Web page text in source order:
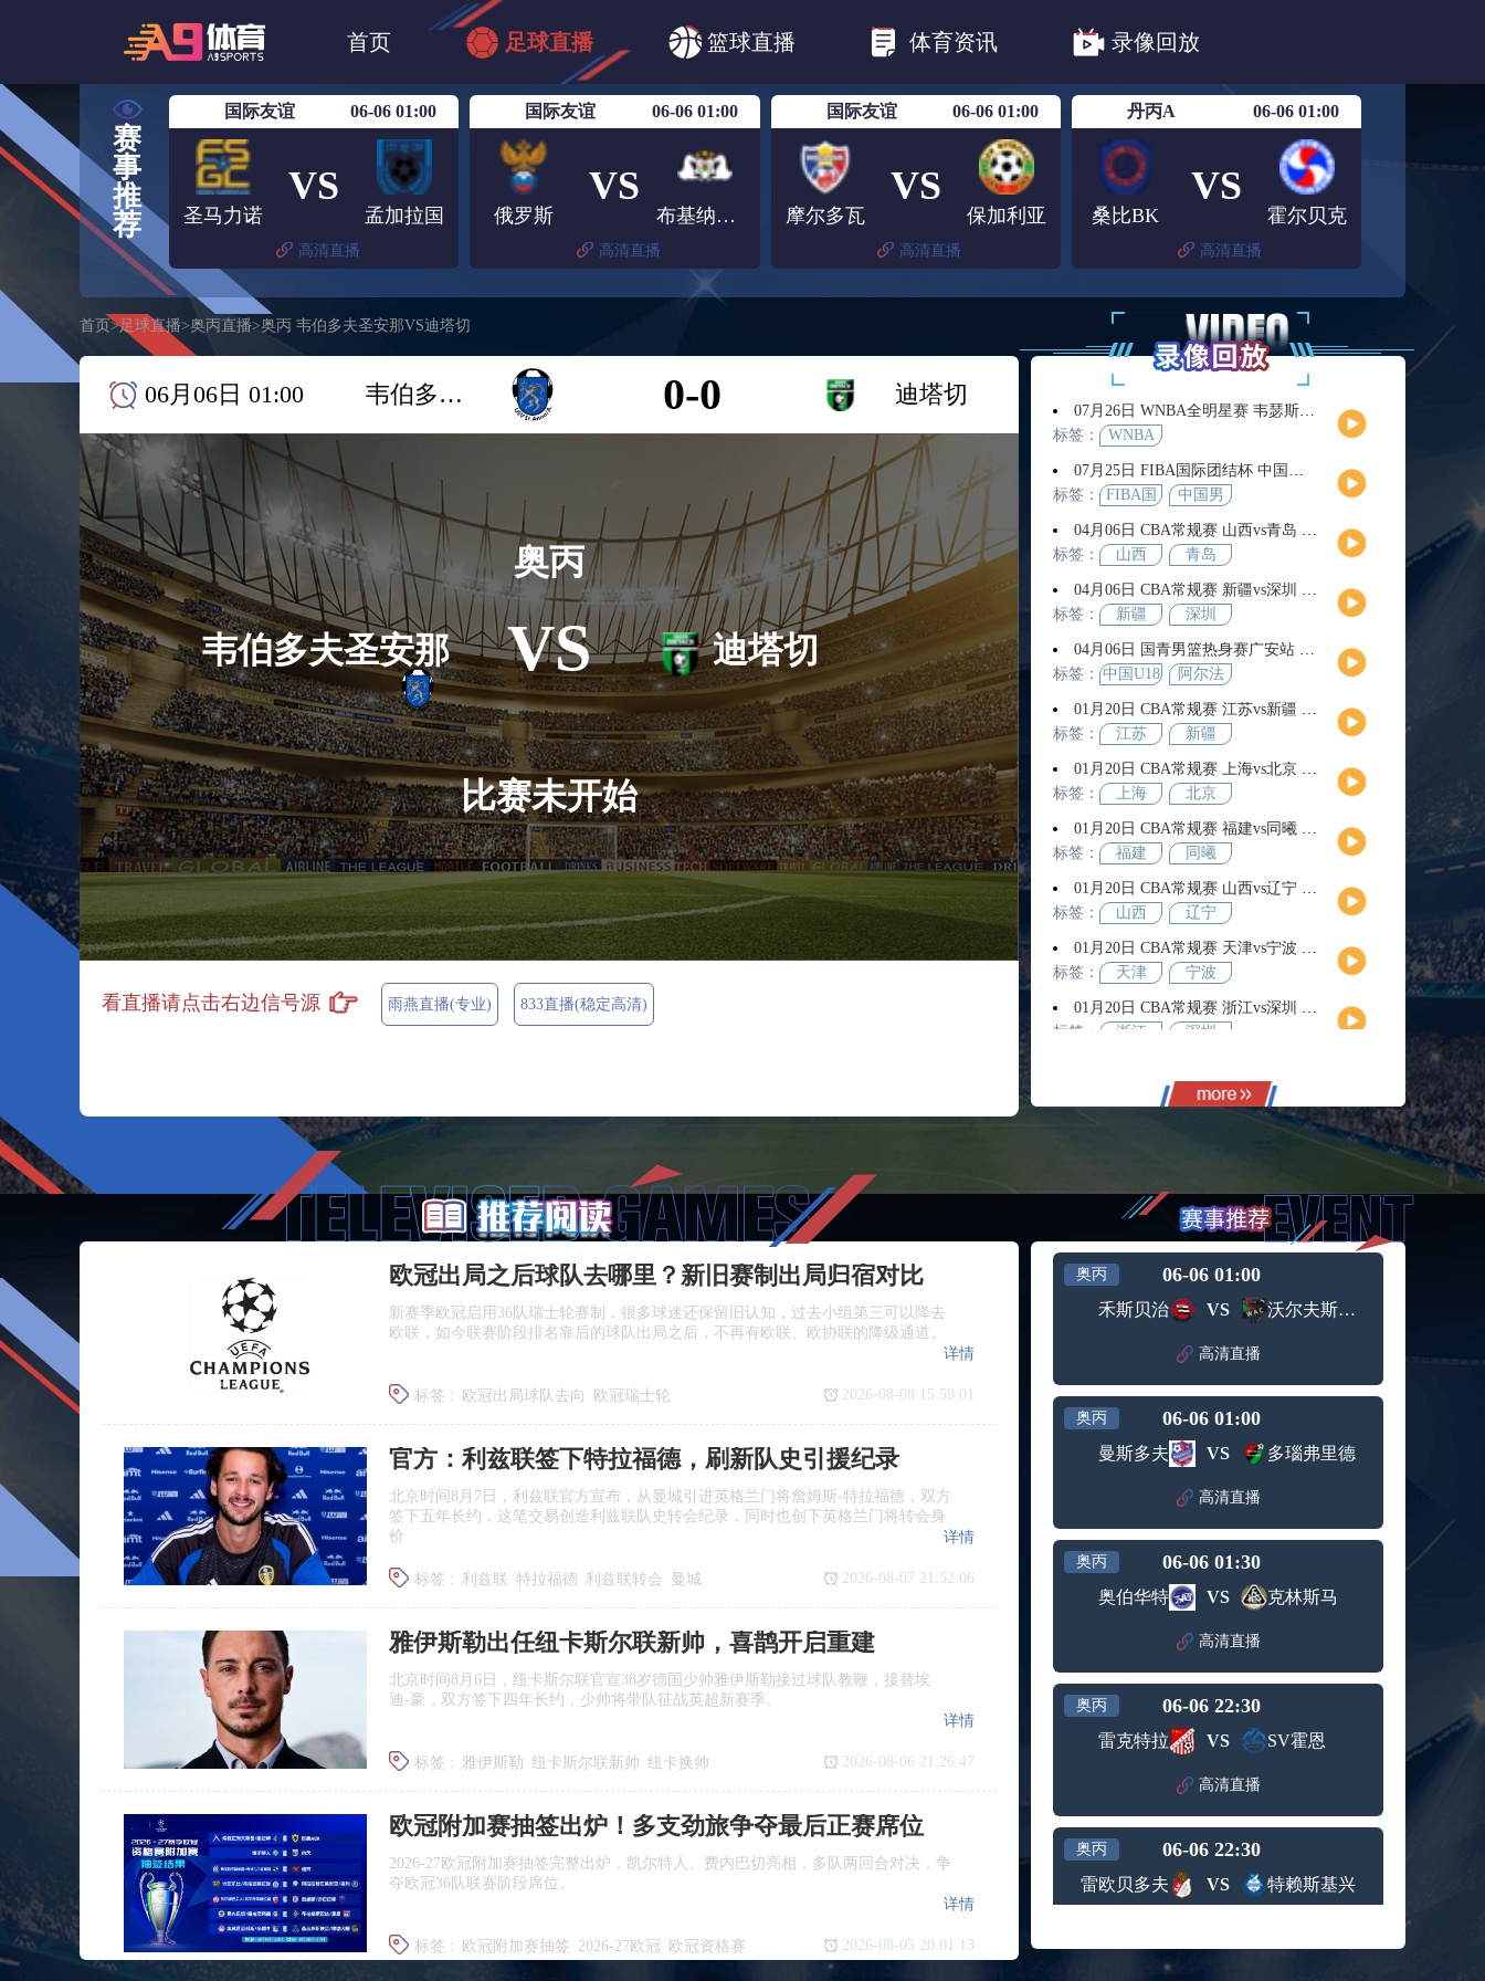
首页 足球直播 篮球直播 体育资讯 录像回放
NBA 欧冠杯 英超
美洲杯
赛
事
推
荐
国际友谊 06-06 01:00
圣马力诺
VS
孟加拉国
高清直播
国际友谊 06-06 01:00
俄罗斯
VS
布基纳法索
高清直播
国际友谊 06-06 01:00
摩尔多瓦
VS
保加利亚
高清直播
丹丙A 06-06 01:00
桑比BK
VS
霍尔贝克
高清直播
首页 >足球直播>奥丙直播>奥丙 韦伯多夫圣安那VS迪塔切
06月06日 01:00 韦伯多夫圣安那 0-0 迪塔切
韦伯多夫圣安那
奥丙
VS
比赛未开始
迪塔切
看直播请点击右边信号源 雨燕直播(专业) 833直播(稳定高清)
07月26日 WNBA全明星赛 韦瑟斯庞队vs库珀队 全场录像回放
标签：
WNBA
07月25日 FIBA国际团结杯 中国男篮vs喀麦隆男篮 全场录像回放
标签：
FIBA国
杯
中国男
04月06日 CBA常规赛 山西vs青岛 全场录像回放
标签：
山西 青岛
04月06日 CBA常规赛 新疆vs深圳 全场录像回放
标签：
新疆 深圳
04月06日 国青男篮热身赛广安站 中国U18男篮vs阿尔法学院 全场录像回放
标签： 中国U18
阿尔法
01月20日 CBA常规赛 江苏vs新疆 全场录像回放
标签：
江苏 新疆
01月20日 CBA常规赛 上海vs北京 全场录像回放
标签：
上海 北京
01月20日 CBA常规赛 福建vs同曦 全场录像回放
标签：
福建 同曦
01月20日 CBA常规赛 山西vs辽宁 全场录像回放
标签：
山西 辽宁
01月20日 CBA常规赛 天津vs宁波 全场录像回放
标签：
天津 宁波
01月20日 CBA常规赛 浙江vs深圳 全场录像回放
标签：
浙江 深圳
福建
01月14日 CBA常规赛 浙江vs广州 全场录像回放
新西兰
澳大利
亚男篮
12月01日 男篮世亚预阶段一 韩国男篮vs中国男篮 全场录像
标签：
中国男
韩国男
11月11日 全运男篮半决赛 广东全运男篮vs辽宁全运男篮 全场录像
运男篮
10月14日 女篮锦标赛阶段二第3轮 山西女篮vs四川女篮 全场录像回放
标签： 山西女
四川女
篮
09月12日 男篮欧锦赛半决赛 德国男篮vs芬兰男篮 全场录像回放
德国男
芬兰男
篮
09月05日 男篮欧锦赛小组赛 西班牙男篮vs希腊男篮 全场录像回放
男篮
希腊男
篮
09月05日 男篮欧锦赛小组赛 波兰男篮vs比利时男篮 全场录像回放
标签： 波兰男
篮
比利时
男篮
09月05日 WNBA常规赛 菲尼克斯水星vs华盛顿神秘人 全场录像回放
华盛顿
神秘人
标签： 明尼苏
拉斯维
加斯王
牌
09月05日 WNBA常规赛 达拉斯飞翼vs金州女武神 全场录像回放
达拉斯
金州女
09月05日 U16男篮亚洲杯1/4决赛 中国男篮U16vs巴林男篮U16 全场录像回放
标签：
篮U16
篮U16
09月05日 NBL季后赛半决赛G3 长沙勇胜vs合肥狂风峻茂 全场录像回放
胜
合肥狂
风峻茂
08月27日 WNBA常规赛 西雅图风暴vs印第安纳狂热 全场录像回放
风暴
纳狂热
08月27日 男篮美洲杯小组赛 乌拉圭男篮vs巴哈马男篮 全场录像回放
欧冠出局之后球队去哪里？新旧赛制出局归宿对比
新赛季欧冠启用36队瑞士轮赛制，很多球迷还保留旧认知，过去小组第三可以降去
欧联，如今联赛阶段排名靠后的球队出局之后，不再有欧联、欧协联的降级通道。
标签 : 欧冠出局球队去向
欧冠瑞士轮
欧冠新旧赛制对比 欧冠联赛阶段规则
详情
2026-08-08 15:59:01
官方：利兹联签下特拉福德，刷新队史引援纪录
北京时间8月7日，利兹联官方宣布，从曼城引进英格兰门将詹姆斯‑特拉福德，双方
签下五年长约，这笔交易创造利兹联队史转会纪录，同时也创下英格兰门将转会身
价
标签 : 利兹联 特拉福德 利兹联转会 曼城
详情
2026-08-07 21:52:06
雅伊斯勒出任纽卡斯尔联新帅，喜鹊开启重建
北京时间8月6日，纽卡斯尔联官宣38岁德国少帅雅伊斯勒接过球队教鞭，接替埃
迪‑豪，双方签下四年长约，少帅将带队征战英超新赛季。
标签 : 雅伊斯勒 纽卡斯尔联新帅 纽卡换帅
埃迪豪离任
详情
2026-08-06 21:26:47
欧冠附加赛抽签出炉！多支劲旅争夺最后正赛席位
2026‑27欧冠附加赛抽签完整出炉，凯尔特人、费内巴切亮相，多队两回合对决，争
夺欧冠36队联赛阶段席位。
标签 : 欧冠附加赛抽签 2026‑27欧冠 欧冠资格赛
详情
2026-08-05 20:01:13
奥丙 06-06 01:00
禾斯贝治 VS 沃尔夫斯贝格业余队
高清直播
奥丙 06-06 01:00
曼斯多夫 VS 多瑙弗里德
高清直播
奥丙 06-06 01:30
奥伯华特 VS 克林斯马
高清直播
奥丙 06-06 22:30
雷克特拉 VS SV霍恩
高清直播
奥丙 06-06 22:30
雷欧贝多夫 VS 特赖斯基兴